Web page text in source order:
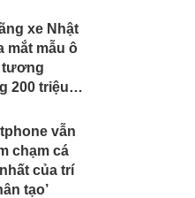
xe Nhật
mắt mẫu ô
tương
200 triệu
E20 đến
vẫn
chạm cá
của trí
tạo’